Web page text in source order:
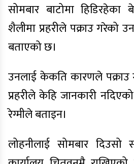
सोमबार बाटोमा
शैलीमा प्रहरीले पक्राउ गरेको
बताएको छ।
उनलाई केकति कारणले पक्राउ
प्रहरीले केहि जानकारी
रेग्मीले बताइन।
लोहनीलाई सोमबार दिउसो